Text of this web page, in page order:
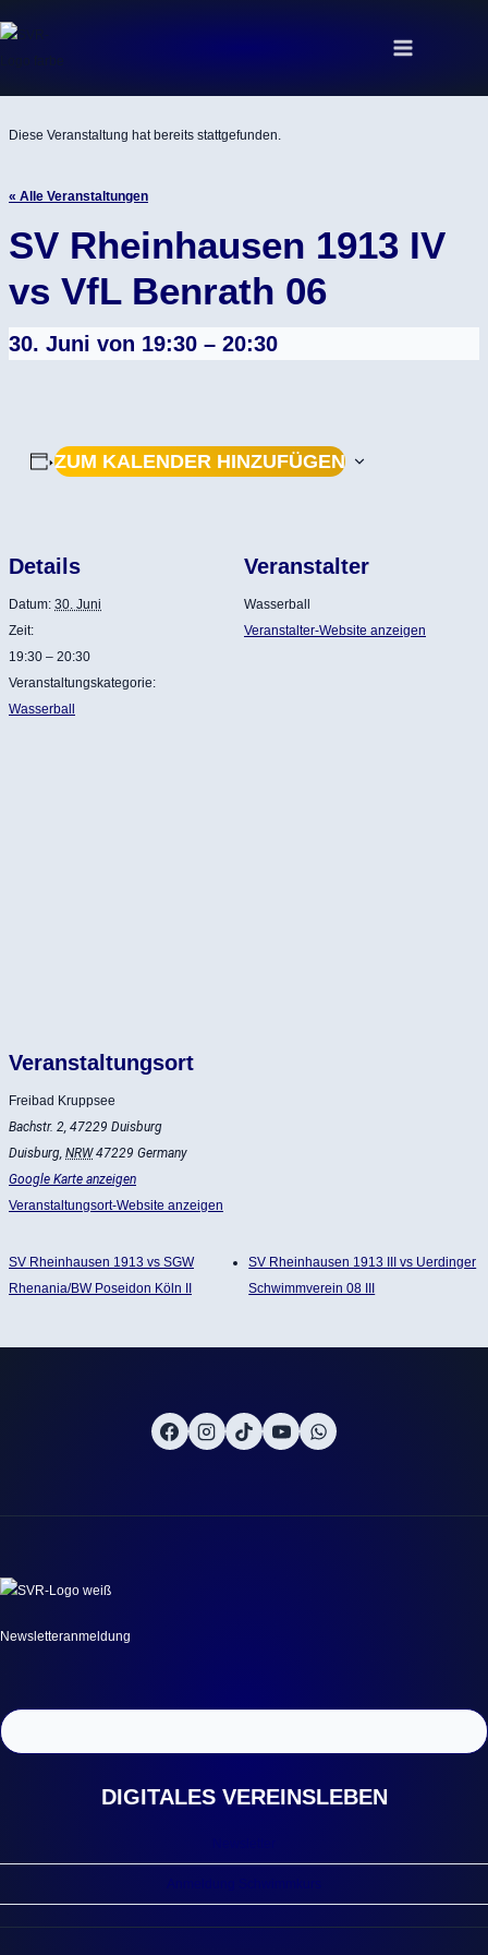
Inhalt
Diese Veranstaltung hat bereits stattgefunden.
« Alle Veranstaltungen
SV Rheinhausen 1913 IV
vs VfL Benrath 06
30. Juni von 19:30 – 20:30
ZUM KALENDER HINZUFÜGEN
Details
Datum: 30. Juni
Zeit:
19:30 – 20:30
Veranstaltungskategorie:
Wasserball
Veranstalter
Wasserball
Veranstalter-Website anzeigen
Veranstaltungsort
Freibad Kruppsee
Bachstr. 2, 47229 Duisburg
Duisburg, NRW 47229 Germany
Google Karte anzeigen
Veranstaltungsort-Website anzeigen
SV Rheinhausen 1913 vs SGW
Rhenania/BW Poseidon Köln II
SV Rheinhausen 1913 III vs Uerdinger
Schwimmverein 08 III
Newsletteranmeldung
DIGITALES VEREINSLEBEN